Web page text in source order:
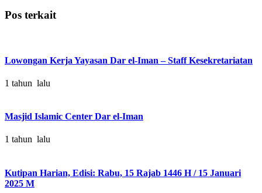
Pos terkait
Lowongan Kerja Yayasan Dar el-Iman – Staff Kesekretariatan
1 tahun lalu
Masjid Islamic Center Dar el-Iman
1 tahun lalu
Kutipan Harian, Edisi: Rabu, 15 Rajab 1446 H / 15 Januari
2025 M